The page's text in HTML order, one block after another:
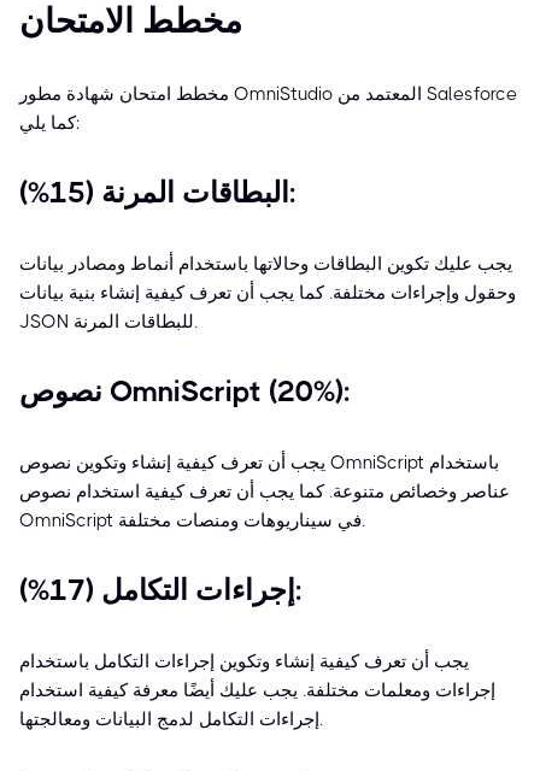
مخطط الامتحان
مخطط امتحان شهادة مطور OmniStudio المعتمد من Salesforce
كما يلي:
البطاقات المرنة (15%):
يجب عليك تكوين البطاقات وحالاتها باستخدام أنماط ومصادر بيانات
وحقول وإجراءات مختلفة. كما يجب أن تعرف كيفية إنشاء بنية بيانات
JSON للبطاقات المرنة.
نصوص OmniScript (20%):
يجب أن تعرف كيفية إنشاء وتكوين نصوص OmniScript باستخدام
عناصر وخصائص متنوعة. كما يجب أن تعرف كيفية استخدام نصوص
OmniScript في سيناريوهات ومنصات مختلفة.
إجراءات التكامل (17%):
يجب أن تعرف كيفية إنشاء وتكوين إجراءات التكامل باستخدام
إجراءات ومعلمات مختلفة. يجب عليك أيضًا معرفة كيفية استخدام
إجراءات التكامل لدمج البيانات ومعالجتها.